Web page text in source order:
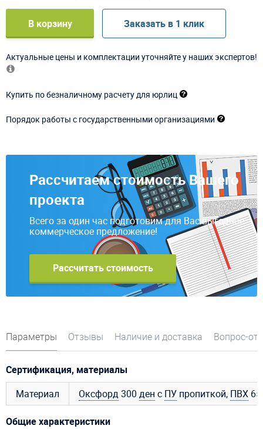
В корзину Заказать в 1 клик
Актуальные цены и комплектации уточняйте у наших экспертов!
Купить по безналичному расчету для юрлиц
Порядок работы с государственными организациями
Рассчитаем стоимость Вашего
проекта
Всего за один час подготовим для Вас выгодное
коммерческое предложение!
Рассчитать стоимость
Параметры Отзывы Наличие и доставка Вопрос-
Сертификация, материалы
Материал
Оксфорд300 ден с ПУ пропиткой, ПВХ
Общие характеристики